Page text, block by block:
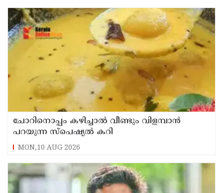
ചോറിനൊപ്പം കഴിച്ചാൽ വീണ്ടും വിളമ്പാൻ
പറയുന്ന സ്പെഷ്യൽ കറി
MON,10 AUG 2026